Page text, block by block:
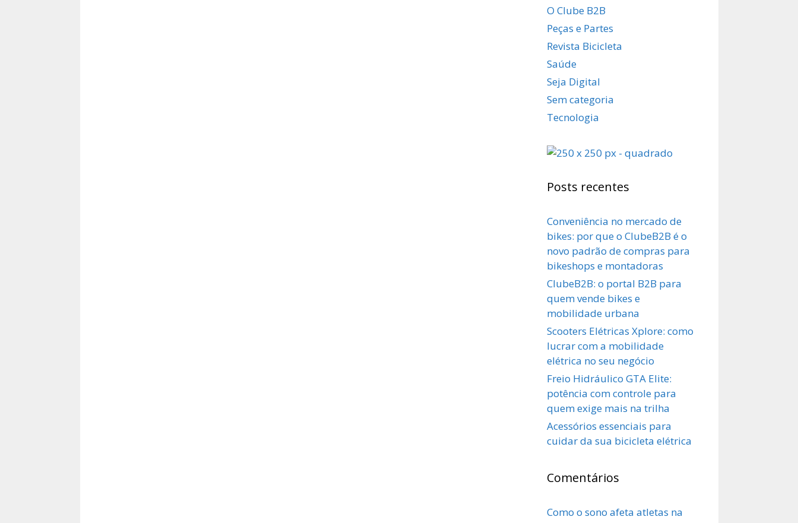
O Clube B2B
Peças e Partes
Revista Bicicleta
Saúde
Seja Digital
Sem categoria
Tecnologia
Posts recentes
Conveniência no mercado de
bikes: por que o ClubeB2B é o
novo padrão de compras para
bikeshops e montadoras
ClubeB2B: o portal B2B para
quem vende bikes e
mobilidade urbana
Scooters Elétricas Xplore: como
lucrar com a mobilidade
elétrica no seu negócio
Freio Hidráulico GTA Elite:
potência com controle para
quem exige mais na trilha
Acessórios essenciais para
cuidar da sua bicicleta elétrica
Comentários
Como o sono afeta atletas na